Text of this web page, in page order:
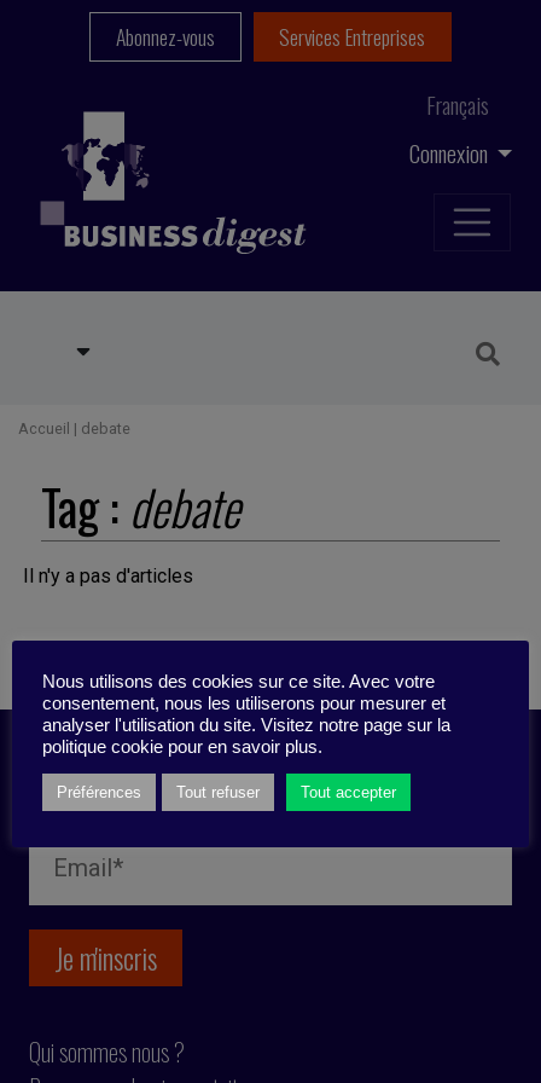
Connexion
Français
Abonnez-vous Services Entreprises
Accueil | debate
Tag : debate
Il n'y a pas d'articles
Inscription newsletter
Qui sommes nous ?
Nous utilisons des cookies sur ce site. Avec votre
consentement, nous les utiliserons pour mesurer et
analyser l'utilisation du site. Visitez notre page sur la
politique cookie pour en savoir plus.
Préférences Tout refuser Tout accepter